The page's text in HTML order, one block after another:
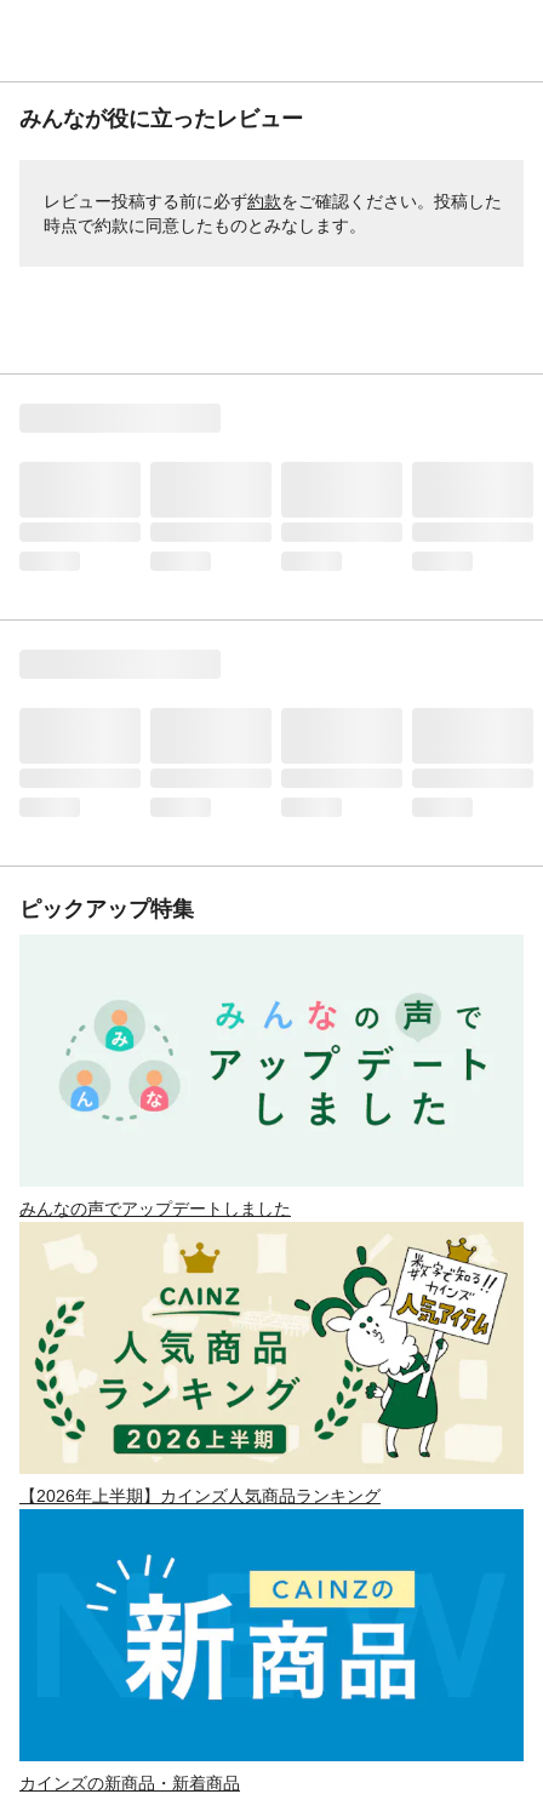
みんなが役に立ったレビュー
レビュー投稿する前に必ず約款をご確認ください。投稿した
時点で約款に同意したものとみなします。
ピックアップ特集
みんなの声でアップデートしました
【2026年上半期】カインズ人気商品ランキング
カインズの新商品・新着商品